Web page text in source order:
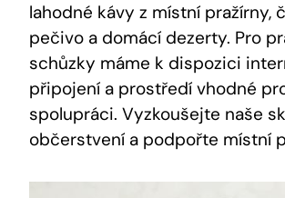
lahodné kávy z místní pražírny,
pečivo a domácí dezerty. Pro
schůzky máme k dispozici
připojení a prostředí vhodné
spolupráci. Vyzkoušejte naše
občerstvení a podpořte místní